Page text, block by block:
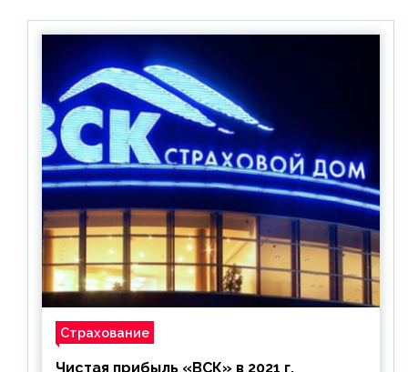
Страхование
Чистая прибыль «ВСК» в 2021 г.